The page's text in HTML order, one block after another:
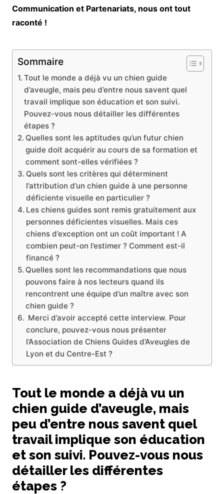
Communication et Partenariats, nous ont tout
raconté !
Sommaire
Tout le monde a déjà vu un chien guide
d’aveugle, mais peu d’entre nous savent quel
travail implique son éducation et son suivi.
Pouvez-vous nous détailler les différentes
étapes ?
Quelles sont les aptitudes qu’un futur chien
guide doit acquérir au cours de sa formation et
comment sont-elles vérifiées ?
Quels sont les critères qui déterminent
l’attribution d’un chien guide à une personne
déficiente visuelle en particulier ?
Les chiens guides sont remis gratuitement aux
personnes déficientes visuelles. Mais ces
chiens d’exception ont un coût important ! A
combien peut-on l’estimer ? Comment est-il
financé ?
Quelles sont les recommandations que nous
pouvons faire à nos lecteurs quand ils
rencontrent une équipe d’un maître avec son
chien guide ?
Merci d’avoir accepté cette interview. Pour
conclure, pouvez-vous nous présenter
l’Association de Chiens Guides d’Aveugles de
Lyon et du Centre-Est ?
Tout le monde a déjà vu un
chien guide d’aveugle, mais
peu d’entre nous savent quel
travail implique son éducation
et son suivi. Pouvez-vous nous
détailler les différentes
étapes ?